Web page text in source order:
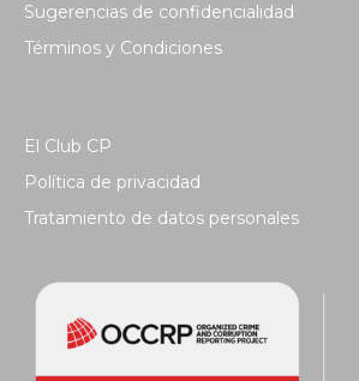
Sugerencias de confidencialidad
Términos y Condiciones
El Club CP
Política de privacidad
Tratamiento de datos personales